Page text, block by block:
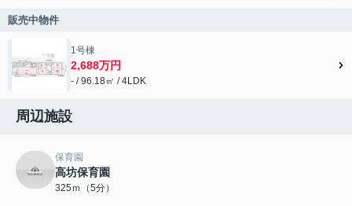
販売中物件
1号棟
2,688万円
- / 96.18㎡ / 4LDK
周辺施設
保育園
高坊保育園
325ｍ（5分）